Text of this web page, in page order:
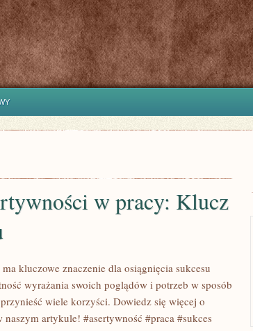
w pracy: Klucz
kluczowe znaczenie dla osiągnięcia sukcesu
wyrażania swoich poglądów i potrzeb w sposób
wiele korzyści. Dowiedz się więcej o
naszym artykule! #asertywność #praca #sukces